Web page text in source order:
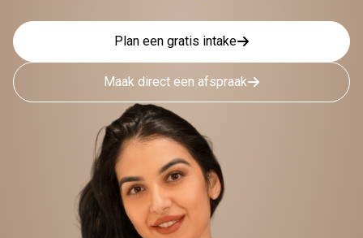
Plan een gratis intake
Maak direct een afspraak